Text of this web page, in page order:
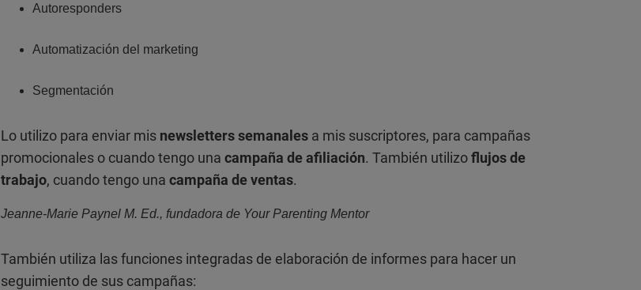
Autoresponders
Automatización del marketing
Segmentación
Lo utilizo para enviar mis newsletters semanales a mis suscriptores, para campañas
promocionales o cuando tengo una campaña de afiliación. También utilizoflujos de
trabajo, cuando tengo una campaña de ventas.
Jeanne-Marie Paynel M. Ed., fundadora de Your Parenting Mentor
También utiliza las funciones integradas de elaboración de informes para hacer un
seguimiento de sus campañas: